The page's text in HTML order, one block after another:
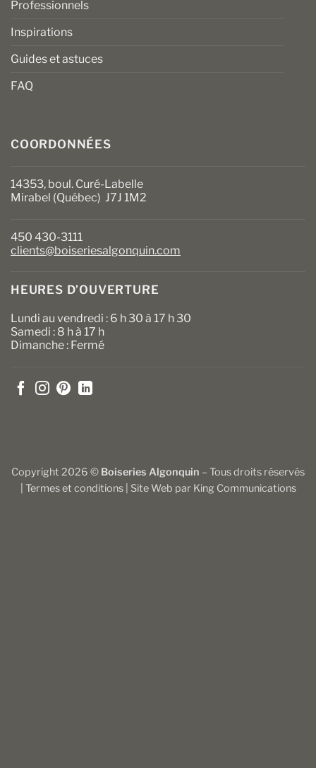
Professionnels
Inspirations
Guides et astuces
FAQ
COORDONNÉES
14353, boul. Curé-Labelle
Mirabel (Québec) J7J 1M2
450 430-3111
clients@boiseriesalgonquin.com
HEURES D’OUVERTURE
Lundi au vendredi : 6 h 30 à 17 h 30
Samedi : 8 h à 17 h
Dimanche : Fermé
Copyright 2026 © Boiseries Algonquin – Tous droits réservés
Termes et conditions| Site Web par King Communications